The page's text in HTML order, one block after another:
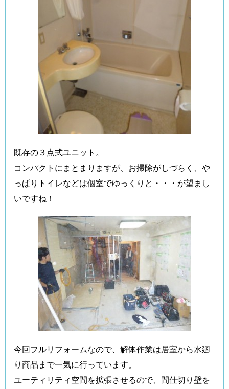
既存の３点式ユニット。
コンパクトにまとまりますが、お掃除がしづらく、や
っぱりトイレなどは個室でゆっくりと・・・が望まし
いですね！
今回フルリフォームなので、解体作業は居室から水廻
り商品まで一気に行っています。
ユーティリティ空間を拡張させるので、間仕切り壁を